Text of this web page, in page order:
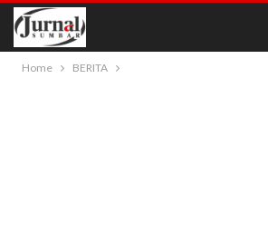
Home BERITA